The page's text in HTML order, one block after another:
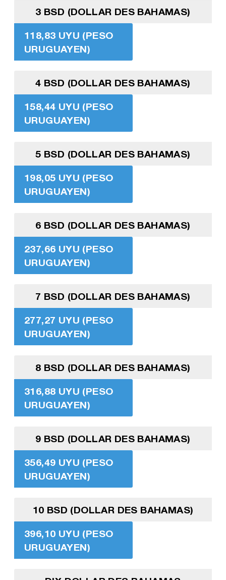
3 BSD (DOLLAR DES BAHAMAS)
118,83 UYU (PESO
URUGUAYEN)
4 BSD (DOLLAR DES BAHAMAS)
158,44 UYU (PESO
URUGUAYEN)
5 BSD (DOLLAR DES BAHAMAS)
198,05 UYU (PESO
URUGUAYEN)
6 BSD (DOLLAR DES BAHAMAS)
237,66 UYU (PESO
URUGUAYEN)
7 BSD (DOLLAR DES BAHAMAS)
277,27 UYU (PESO
URUGUAYEN)
8 BSD (DOLLAR DES BAHAMAS)
316,88 UYU (PESO
URUGUAYEN)
9 BSD (DOLLAR DES BAHAMAS)
356,49 UYU (PESO
URUGUAYEN)
10 BSD (DOLLAR DES BAHAMAS)
396,10 UYU (PESO
URUGUAYEN)